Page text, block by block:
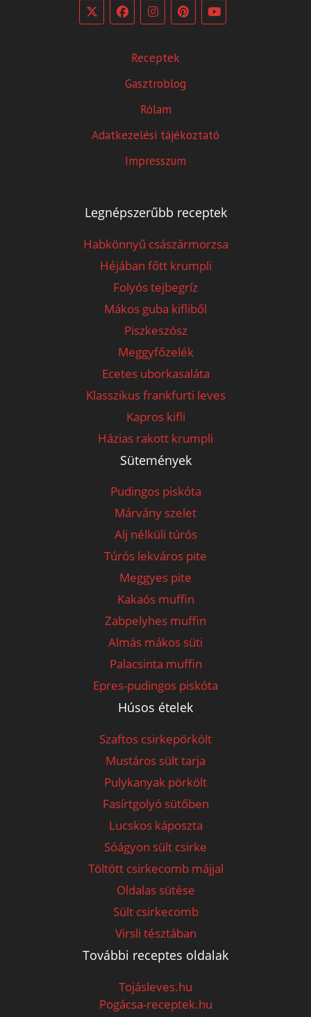
Receptek
Gasztroblog
Rólam
Adatkezelési tájékoztató
Impresszum
Legnépszerűbb receptek
Habkönnyű császármorzsa
Héjában főtt krumpli
Folyós tejbegríz
Mákos guba kifliből
Piszkeszósz
Meggyfőzelék
Ecetes uborkasaláta
Klasszikus frankfurti leves
Kapros kifli
Házias rakott krumpli
Sütemények
Pudingos piskóta
Márvány szelet
Alj nélküli túrós
Túrós lekváros pite
Meggyes pite
Kakaós muffin
Zabpelyhes muffin
Almás mákos süti
Palacsinta muffin
Epres-pudingos piskóta
Húsos ételek
Szaftos csirkepörkölt
Mustáros sült tarja
Pulykanyak pörkölt
Fasírtgolyó sütőben
Lucskos káposzta
Sóágyon sült csirke
Töltött csirkecomb májjal
Oldalas sütése
Sült csirkecomb
Virsli tésztában
További receptes oldalak
Tojásleves.hu
Pogácsa-receptek.hu